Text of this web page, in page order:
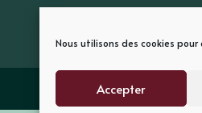
Nous utilisons des cookies
Accepter